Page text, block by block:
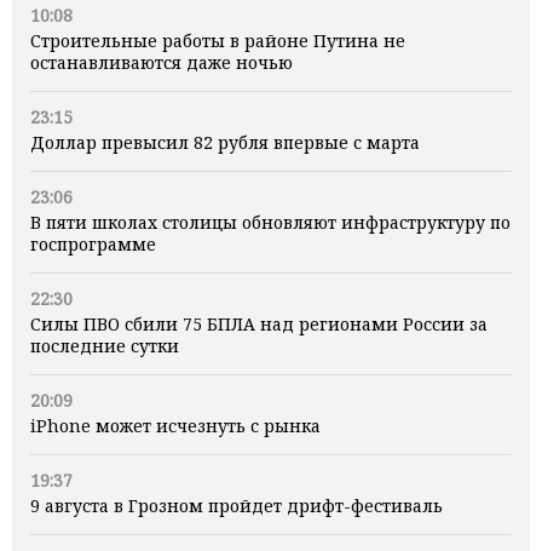
10:08
Строительные работы в районе Путина не
останавливаются даже ночью
23:15
Доллар превысил 82 рубля впервые с марта
23:06
В пяти школах столицы обновляют инфраструктуру по
госпрограмме
22:30
Силы ПВО сбили 75 БПЛА над регионами России за
последние сутки
20:09
iPhone может исчезнуть с рынка
19:37
9 августа в Грозном пройдет дрифт-фестиваль